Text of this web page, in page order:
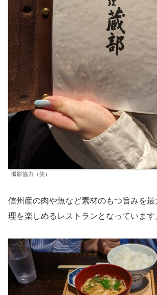
撮影協力（笑）
信州産の肉や魚など素材のもつ旨みを
理を楽しめるレストランとなっています